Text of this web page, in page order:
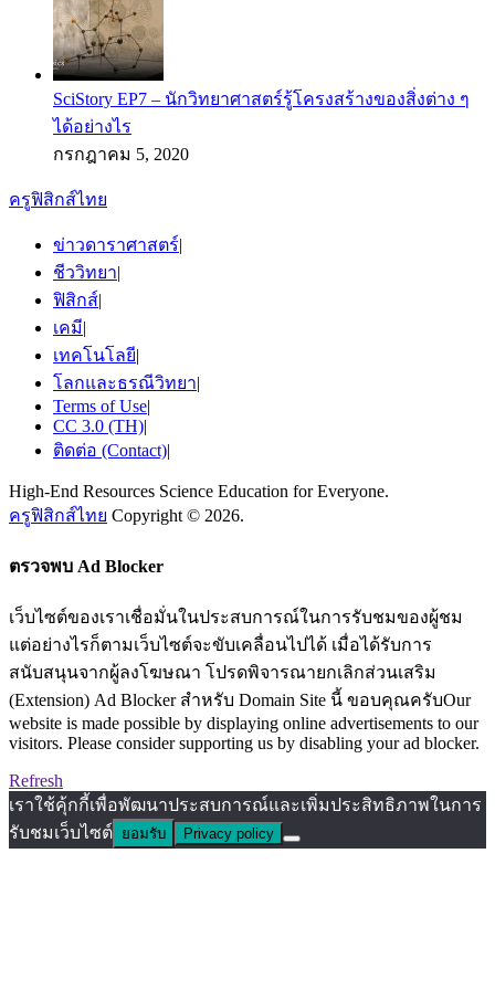
SciStory EP7 – นักวิทยาศาสตร์รู้โครงสร้างของสิ่งต่าง ๆ
ได้อย่างไร
กรกฎาคม 5, 2020
ครูฟิสิกส์ไทย
ข่าวดาราศาสตร์|
ชีววิทยา|
ฟิสิกส์|
เคมี|
เทคโนโลยี|
โลกและธรณีวิทยา|
Terms of Use|
CC 3.0 (TH)|
ติดต่อ (Contact)|
High-End Resources Science Education for Everyone.
ครูฟิสิกส์ไทย Copyright © 2026.
ตรวจพบ Ad Blocker
เว็บไซต์ของเราเชื่อมั่นในประสบการณ์ในการรับชมของผู้ชม
แต่อย่างไรก็ตามเว็บไซต์จะขับเคลื่อนไปได้ เมื่อได้รับการ
สนับสนุนจากผู้ลงโฆษณา โปรดพิจารณายกเลิกส่วนเสริม
(Extension) Ad Blocker สำหรับ Domain Site นี้ ขอบคุณครับOur
website is made possible by displaying online advertisements to our
visitors. Please consider supporting us by disabling your ad blocker.
Refresh
เราใช้คุ้กกี้เพื่อพัฒนาประสบการณ์และเพิ่มประสิทธิภาพในการ
รับชมเว็บไซต์ ยอมรับ Privacy policy